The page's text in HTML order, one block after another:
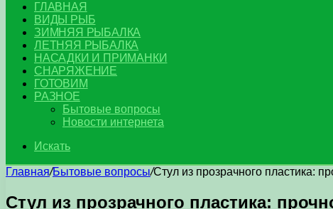
ГЛАВНАЯ
ВИДЫ РЫБ
ЗИМНЯЯ РЫБАЛКА
ЛЕТНЯЯ РЫБАЛКА
НАСАДКИ И ПРИМАНКИ
СНАРЯЖЕНИЕ
ГОТОВИМ
РАЗНОЕ
Бытовые вопросы
Новости интернета
Искать
Главная/Бытовые вопросы/Стул из прозрачного пластика:
Стул из прозрачного пластика: